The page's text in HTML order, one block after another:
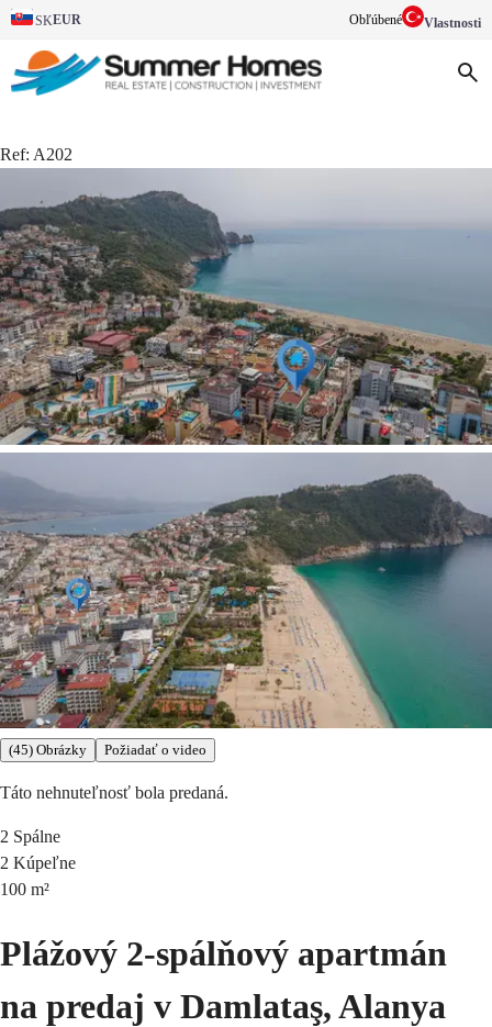
SKEUR Obľúbené Vlastnosti
Ref: A202
(45) Obrázky Požiadať o video
Táto nehnuteľnosť bola predaná.
2 Spálne
2 Kúpeľne
100 m²
Plážový 2-spálňový apartmán
na predaj v Damlataş, Alanya